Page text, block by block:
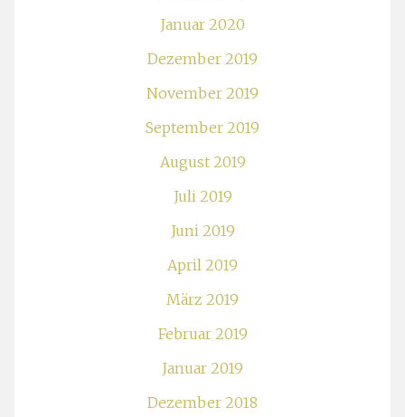
Januar 2020
Dezember 2019
November 2019
September 2019
August 2019
Juli 2019
Juni 2019
April 2019
März 2019
Februar 2019
Januar 2019
Dezember 2018